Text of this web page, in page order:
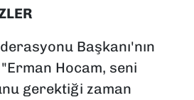
Başkanı'nın
Hocam, seni
gerektiği zaman